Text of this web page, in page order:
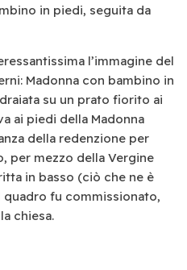
in piedi, seguita da
l’immagine del
Madonna con bambino in
su un prato fiorito ai
ai piedi della Madonna
della redenzione per
per mezzo della Vergine
in basso (ciò che ne è
quadro fu commissionato,
chiesa.